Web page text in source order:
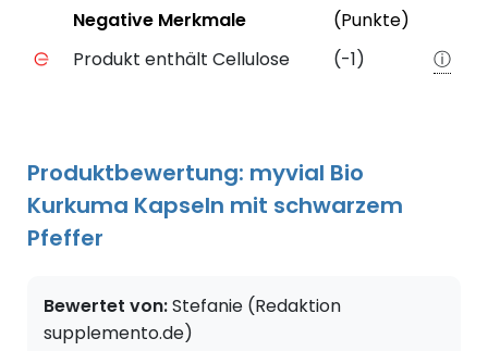
Negative Merkmale des Produkts mit Punkteabzug
StatusNegative Merkmale (Punkte)
Produkt enthält Cellulose
(-1) ⓘ
Produktbewertung: myvial Bio
Kurkuma Kapseln mit schwarzem
Pfeffer
Bewertet von:Stefanie (Redaktion
supplemento.de)